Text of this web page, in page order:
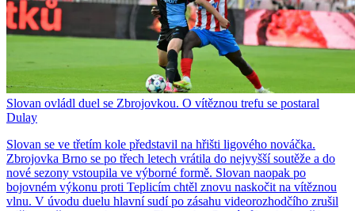
Slovan ovládl duel se Zbrojovkou. O vítěznou trefu se postaral
Dulay
Slovan se ve třetím kole představil na hřišti ligového nováčka.
Zbrojovka Brno se po třech letech vrátila do nejvyšší soutěže a do
nové sezony vstoupila ve výborné formě. Slovan naopak po
bojovném výkonu proti Teplicím chtěl znovu naskočit na vítěznou
vlnu. V úvodu duelu hlavní sudí po zásahu videorozhodčího zrušil